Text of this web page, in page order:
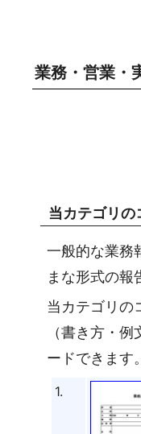
業務・営業・
当カテゴリの
一般的な業務
まな形式の報
当カテゴリの
（書き方・
ードできます。
1.